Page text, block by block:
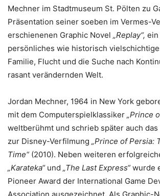
Mechner im Stadtmuseum St. Pölten zu
Präsentation seiner soeben im Vermes-
erschienenen Graphic Novel „Replay“, ein
persönliches wie historisch
Familie, Flucht und die Suche nach
rasant verändernden Welt.
Jordan Mechner, 1964 in New York
mit dem Computerspielklassiker „Prince
weltberühmt und schrieb später auch
zur Disney-Verfilmung „Prince of Persia:
Time“(2010). Neben weiteren
„Karateka“und „The Last Express“wurde
Pioneer Award der International Game